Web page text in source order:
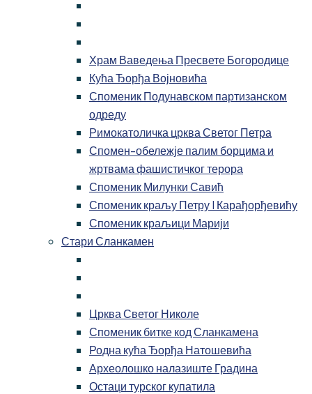
Храм Ваведења Пресвете Богородице
Кућа Ђорђа Војновића
Споменик Подунавском партизанском
одреду
Римокатоличка црква Светог Петра
Спомен-обележје палим борцима и
жртвама фашистичког терора
Споменик Милунки Савић
Споменик краљу Петру I Карађорђевићу
Споменик краљици Марији
Стари Сланкамен
Црква Светог Николе
Споменик битке код Сланкамена
Родна кућа Ђорђа Натошевића
Археолошко налазиште Градина
Остаци турског купатила